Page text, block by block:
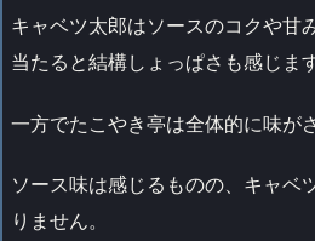
キャベツ太郎はソースのコクや甘
当たると結構しょっぱさも感じます
一方でたこやき亭は全体的に味が
ソース味は感じるものの、キャベ
りません。